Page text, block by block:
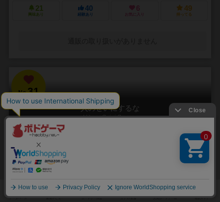
21
興味あり
40
経験あり
6
お気に入り
49
持ってる
No.31
人のせいにするな
Hitono Seini Suruna
3～5人
責任をなすりつけろ！
「お前がやったんだろ！！」 やった覚えのないミスや罪を押し付けら